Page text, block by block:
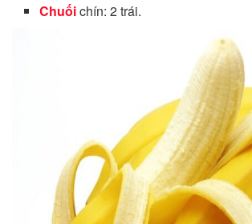
Chuốichín: 2 trái.